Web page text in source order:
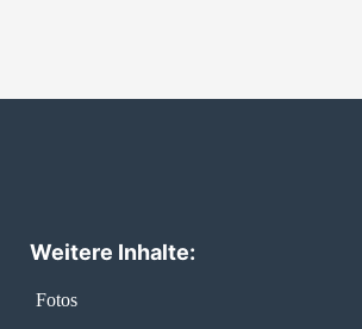
Weitere Inhalte:
Fotos